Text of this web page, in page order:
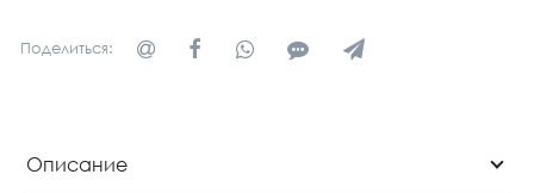
Поделиться:
Описание